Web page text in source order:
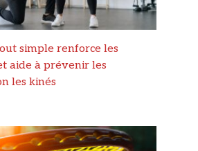
simple renforce les
aide à prévenir les
les kinés